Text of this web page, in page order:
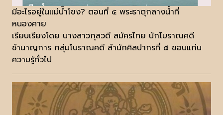
มีอะไรอยู่ในแม่น้ำโขง? ตอนที่ ๔ พระธาตุกลางน้ำที่
หนองคาย
เรียบเรียงโดย นางสาวกุลวดี สมัครไทย นักโบราณคดี
ชำนาญการ กลุ่มโบราณคดี สำนักศิลปากรที่ ๘ ขอนแก่น
ความรู้ทั่วไป